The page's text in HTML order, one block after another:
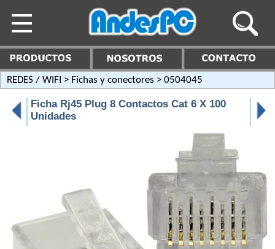
REDES / WIFI > Fichas y conectores > 0504045
Ficha Rj45 Plug 8 Contactos Cat 6 X 100
Unidades